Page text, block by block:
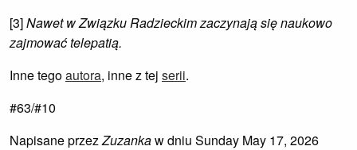
[3]Nawet w Związku Radzieckim zaczynają się naukowo
zajmować telepatią.
Inne tegoautora, inne z tej serii.
#63/#10
Napisane przezZuzankaw dniu Sunday May 17, 2026